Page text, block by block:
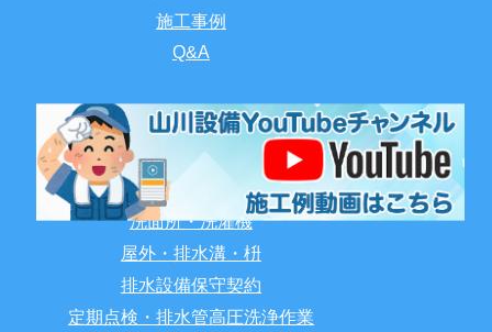
施工事例
Q&A
トイレ
キッチン
お風呂
洗面所・洗濯機
屋外・排水溝・枡
排水設備保守契約
定期点検・排水管高圧洗浄作業